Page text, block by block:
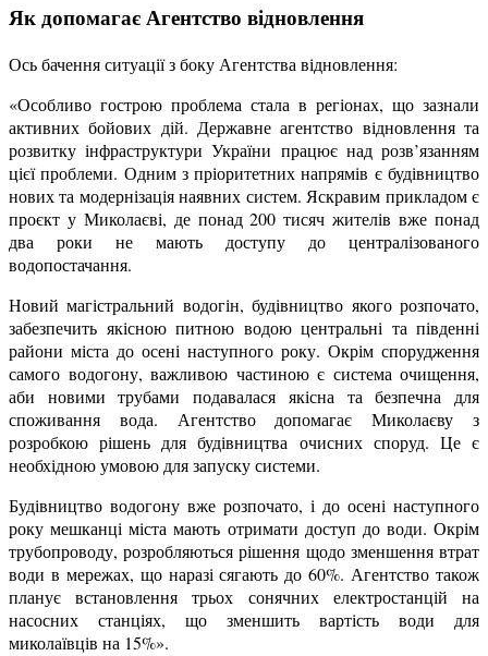
Як допомагає Агентство відновлення
Ось бачення ситуації з боку Агентства відновлення:
«Особливо гострою проблема стала в регіонах, що зазнали
активних бойових дій. Державне агентство відновлення та
розвитку інфраструктури України працює над розв’язанням
цієї проблеми. Одним з пріоритетних напрямів є будівництво
нових та модернізація наявних систем. Яскравим прикладом є
проєкт у Миколаєві, де понад 200 тисяч жителів вже понад
два роки не мають доступу до централізованого
водопостачання.
Новий магістральний водогін, будівництво якого розпочато,
забезпечить якісною питною водою центральні та південні
райони міста до осені наступного року. Окрім спорудження
самого водогону, важливою частиною є система очищення,
аби новими трубами подавалася якісна та безпечна для
споживання вода. Агентство допомагає Миколаєву з
розробкою рішень для будівництва очисних споруд. Це є
необхідною умовою для запуску системи.
Будівництво водогону вже розпочато, і до осені наступного
року мешканці міста мають отримати доступ до води. Окрім
трубопроводу, розробляються рішення щодо зменшення втрат
води в мережах, що наразі сягають до 60%. Агентство також
планує встановлення трьох сонячних електростанцій на
насосних станціях, що зменшить вартість води для
миколаївців на 15%».